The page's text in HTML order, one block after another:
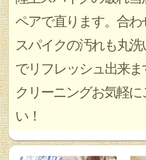
ペアで直ります。合
スパイクの汚れも丸
でリフレッシュ出来
クリーニングお気軽に
い！